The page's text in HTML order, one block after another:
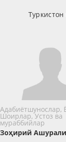
Адабиётшунослар,
Шоирлар, Устоз ва
мураббийлар
Зоҳирий Ашурали